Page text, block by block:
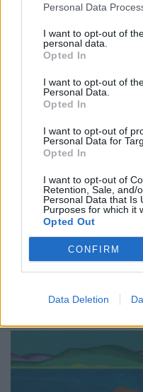
Personal Data
I want to opt-out of
personal data.
Opted In
I want to opt-out of
Personal Data.
Opted In
I want to opt-out of
Personal Data for
Opted In
I want to opt-out of
Retention, Sale, and/
Personal Data that Is
Purposes for which it
Opted Out
CONFIRM
Data Deletion
Bemutatkozás: Az ország
óriási tapasztalatával,
megbízhatóságával
műkereskedelem
megújult BÁV Aukciósház
műkereskedelem egyik
és árverési központtá vált. .
felkészült munkatársai a
eladni, vagy venni kívánók
GALÉRIA TOVÁBBI
KAPCSOLÓDÓ